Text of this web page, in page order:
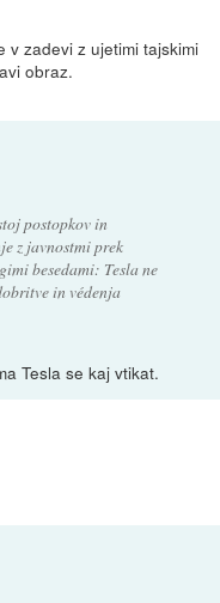
v zadevi z ujetimi tajskimi
obraz.
postopkov in
z javnostmi prek
besedami: Tesla ne
in védenja
Tesla se kaj vtikat.